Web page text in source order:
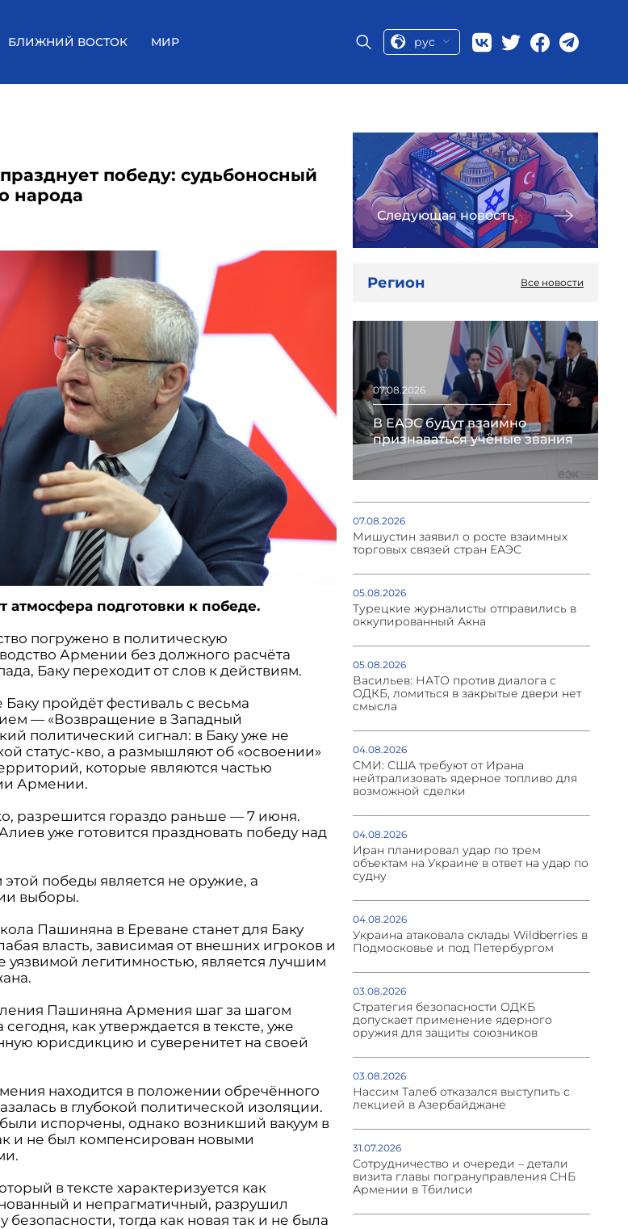
БЛИЖНИЙ ВОСТОК МИР рус
победу: судьбоносный
народа
атмосфера подготовки к победе.
погружено в политическую
Армении без должного расчёта
Баку переходит от слов к действиям.
пройдёт фестиваль с весьма
— «Возвращение в Западный
политический сигнал: в Баку уже не
статус-кво, а размышляют об «освоении»
которые являются частью
Армении.
разрешится гораздо раньше — 7 июня.
уже готовится праздновать победу над
победы является не оружие, а
выборы.
Пашиняна в Ереване станет для Баку
власть, зависимая от внешних игроков и
уязвимой легитимностью, является лучшим
Пашиняна Армения шаг за шагом
сегодня, как утверждается в тексте, уже
юрисдикцию и суверенитет на своей
находится в положении обречённого
в глубокой политической изоляции.
испорчены, однако возникший вакуум в
и не был компенсирован новыми
в тексте характеризуется как
и непрагматичный, разрушил
тогда как новая так и не была
Следующая новость
Регион Все новости
07.08.2026
В ЕАЭС будут взаимно
признаваться учёные звания
07.08.2026
Мишустин заявил о росте взаимных
торговых связей стран ЕАЭС
05.08.2026
Турецкие журналисты отправились в
оккупированный Акна
05.08.2026
Васильев: НАТО против диалога с
ОДКБ, ломиться в закрытые двери нет
смысла
04.08.2026
СМИ: США требуют от Ирана
нейтрализовать ядерное топливо для
возможной сделки
04.08.2026
Иран планировал удар по трем
объектам на Украине в ответ на удар по
судну
04.08.2026
Украина атаковала склады Wildberries в
Подмосковье и под Петербургом
03.08.2026
Стратегия безопасности ОДКБ
допускает применение ядерного
оружия для защиты союзников
03.08.2026
Нассим Талеб отказался выступить с
лекцией в Азербайджане
31.07.2026
Сотрудничество и очереди – детали
визита главы погрануправления СНБ
Армении в Тбилиси